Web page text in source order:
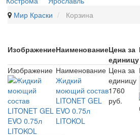
Мир Краски
Корзина
ИзображениеНаименованиеЦена за
единицу
Изображение Наименование
Жидкий
моющий состав
LITONET GEL
EVO 0.75л
LITOKOL
Цена за
единицу
1760
руб.